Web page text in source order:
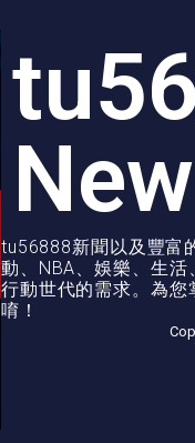
tu56888新聞以及豐富
動、NBA、娛樂、生
行動世代的需求。為
唷！